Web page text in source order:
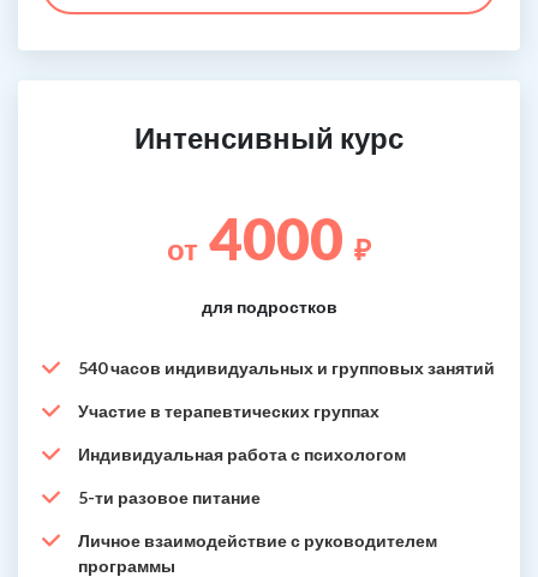
Интенсивный курс
от 4000 ₽
для подростков
540 часов индивидуальных и групповых занятий
Участие в терапевтических группах
Индивидуальная работа с психологом
5-ти разовое питание
Личное взаимодействие с руководителем
программы